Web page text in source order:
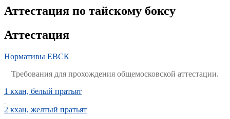
Аттестация по тайскому боксу
Аттестация
Нормативы ЕВСК
Требования для прохождения общемосковской аттестации.
1 кхан, белый пратьят
2 кхан, желтый пратьят